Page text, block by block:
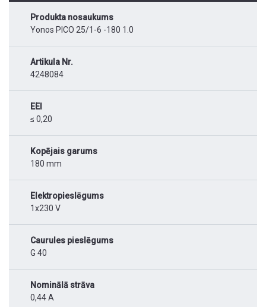
Produkta nosaukums
Yonos PICO 25/1-6 -180 1.0
Artikula Nr.
4248084
EEI
≤ 0,20
Kopējais garums
180 mm
Elektropieslēgums
1x230 V
Caurules pieslēgums
G 40
Nominālā strāva
0,44 A